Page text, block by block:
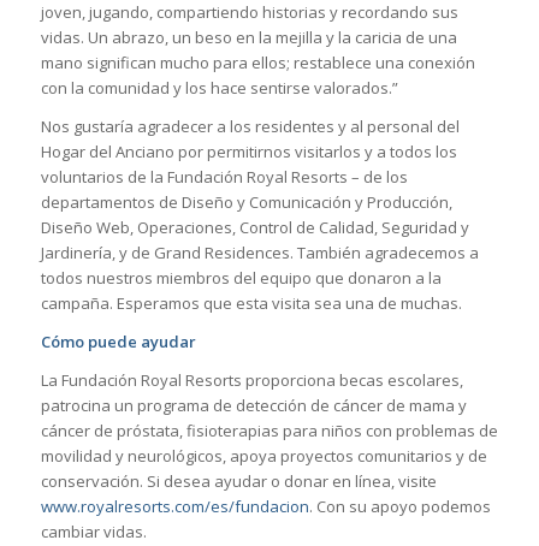
joven, jugando, compartiendo historias y recordando sus
vidas. Un abrazo, un beso en la mejilla y la caricia de una
mano significan mucho para ellos; restablece una conexión
con la comunidad y los hace sentirse valorados.”
Nos gustaría agradecer a los residentes y al personal del
Hogar del Anciano por permitirnos visitarlos y a todos los
voluntarios de la Fundación Royal Resorts – de los
departamentos de Diseño y Comunicación y Producción,
Diseño Web, Operaciones, Control de Calidad, Seguridad y
Jardinería, y de Grand Residences. También agradecemos a
todos nuestros miembros del equipo que donaron a la
campaña. Esperamos que esta visita sea una de muchas.
Cómo puede ayudar
La Fundación Royal Resorts proporciona becas escolares,
patrocina un programa de detección de cáncer de mama y
cáncer de próstata, fisioterapias para niños con problemas de
movilidad y neurológicos, apoya proyectos comunitarios y de
conservación. Si desea ayudar o donar en línea, visite
www.royalresorts.com/es/fundacion. Con su apoyo podemos
cambiar vidas.